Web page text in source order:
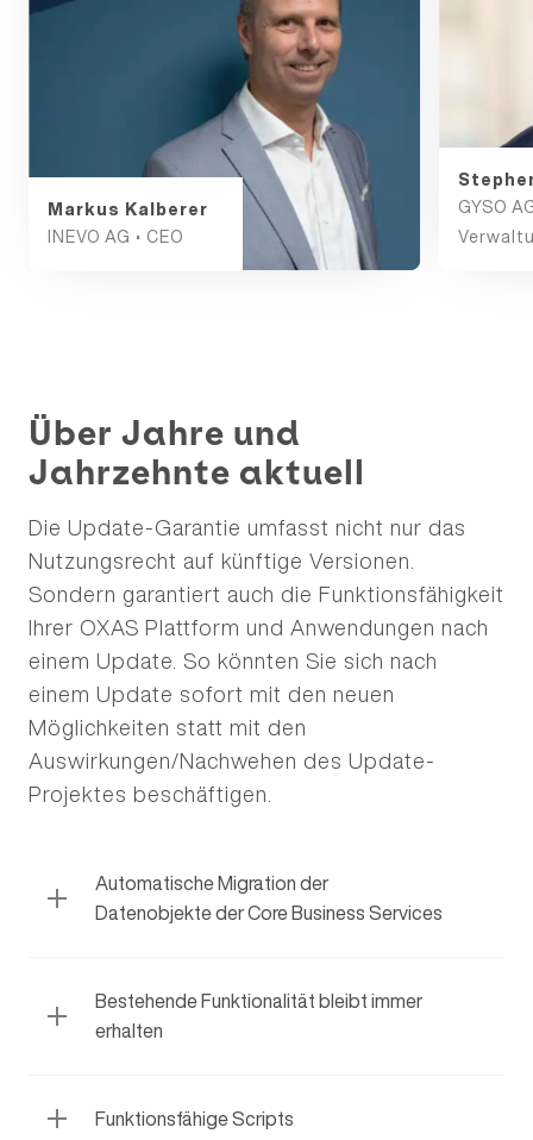
Markus Kalberer
INEVO AG • CEO
GYSO
Über Jahre und
Jahrzehnte aktuell
Die Update-Garantie umfasst nicht nur das
Nutzungsrecht auf künftige Versionen.
Sondern garantiert auch die Funktionsfähigkeit
Ihrer OXAS Plattform und Anwendungen nach
einem Update. So könnten Sie sich nach
einem Update sofort mit den neuen
Möglichkeiten statt mit den
Auswirkungen/Nachwehen des Update-
Projektes beschäftigen.
Automatische Migration der
Datenobjekte der Core Business Services
Bestehende Funktionalität bleibt immer
erhalten
Funktionsfähige Scripts